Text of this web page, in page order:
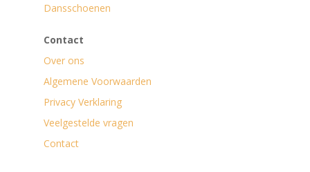
Dansschoenen
Contact
Over ons
Algemene Voorwaarden
Privacy Verklaring
Veelgestelde vragen
Contact